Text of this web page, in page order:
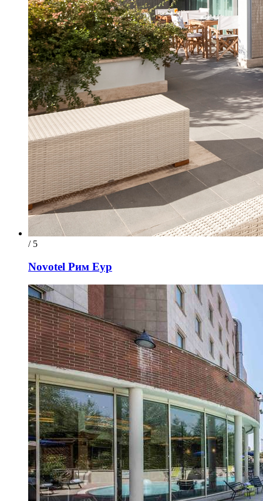
/ 5
Novotel Рим Еур